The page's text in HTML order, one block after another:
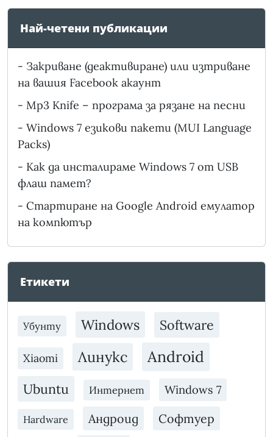
Най-четени публикации
- Закриване (деактивиране) или изтриване
на вашия Facebook акаунт
- Mp3 Knife – програма за рязане на песни
- Windows 7 езикови пакети (MUI Language
Packs)
- Как да инсталираме Windows 7 от USB
флаш памет?
- Стартиране на Google Android емулатор
на компютър
Етикети
Убунту Windows Software
Xiaomi Линукс Android
Ubuntu Интернет Windows 7
Hardware Андроид Софтуер